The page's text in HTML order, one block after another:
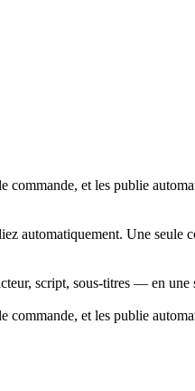
et les publie
Une seule
script, sous-titres — en une
et les publie